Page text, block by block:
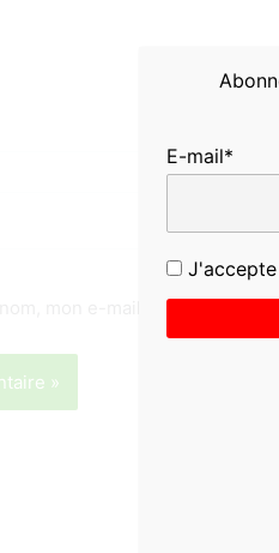
mon e-mail et mon site
E-mail*
J'accepte